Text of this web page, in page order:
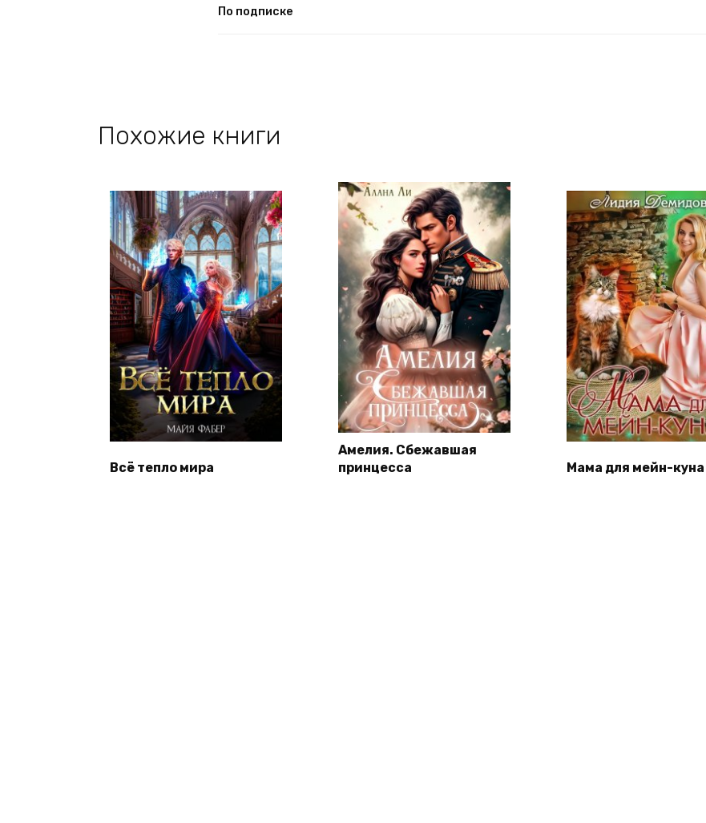
По подписке
Похожие книги
Всё тепло мира
Амелия. Сбежавшая
принцесса
Мама для мейн-куна